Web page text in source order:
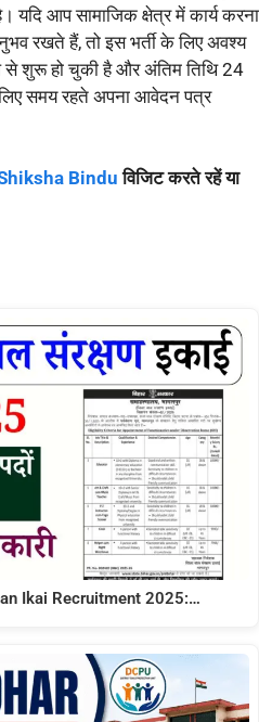
यदि आप सामाजिक क्षेत्र में कार्य करना
रखते हैं, तो इस भर्ती के लिए अवश्य
शुरू हो चुकी है और अंतिम तिथि 24
समय रहते अपना आवेदन पत्र
Bindu विजिट करते रहें या
Ikai Recruitment 2025:…